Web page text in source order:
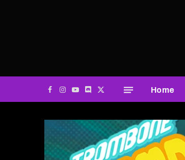
Facebook
Instagram
YouTube
Discord
X
Home